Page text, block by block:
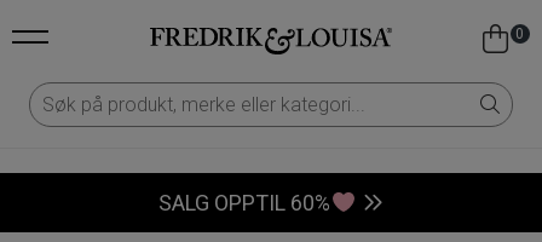
0
SALG OPPTIL 60%